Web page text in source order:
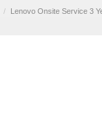
Lenovo Onsite Service 3